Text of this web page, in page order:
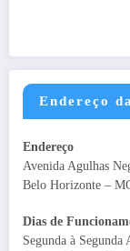
Endereço
Endereço
Avenida Agulhas
Belo Horizonte –
Dias de
Segunda à Segunda